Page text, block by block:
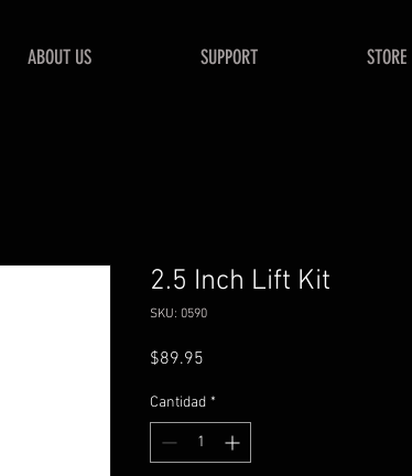
ABOUT US SUPPORT STORE
2.5 Inch Lift Kit
SKU: 0590
$89.95
Cantidad *